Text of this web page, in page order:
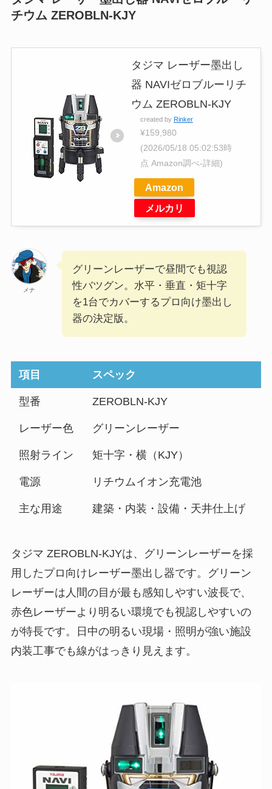
チウム ZEROBLN-KJY
タジマ レーザー墨出し
器 NAVIゼロブルーリチ
ウム ZEROBLN-KJY
created by Rinker
¥159,980
(2026/05/18 05:02:53時
点 Amazon調べ-詳細)
Amazon
メルカリ
メナ
グリーンレーザーで昼間でも視認
性バツグン。水平・垂直・矩十字
を1台でカバーするプロ向け墨出し
器の決定版。
項目 スペック
型番 ZEROBLN-KJY
レーザー色 グリーンレーザー
照射ライン 矩十字・横（KJY）
電源 リチウムイオン充電池
主な用途 建築・内装・設備・天井仕上げ
タジマ ZEROBLN-KJYは、グリーンレーザーを採
用したプロ向けレーザー墨出し器です。グリーン
レーザーは人間の目が最も感知しやすい波長で、
赤色レーザーより明るい環境でも視認しやすいの
が特長です。日中の明るい現場・照明が強い施設
内装工事でも線がはっきり見えます。